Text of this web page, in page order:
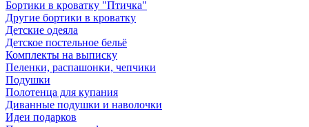
Бортики в кроватку "Птичка"
Другие бортики в кроватку
Детские одеяла
Детское постельное бельё
Комплекты на выписку
Пеленки, распашонки, чепчики
Подушки
Полотенца для купания
Диванные подушки и наволочки
Идеи подарков